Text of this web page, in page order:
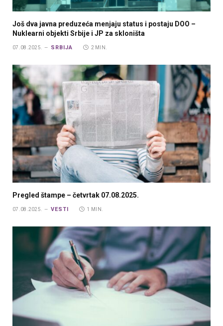
Još dva javna preduzeća menjaju status i postaju DOO –
Nuklearni objekti Srbije i JP za skloništa
07.08.2025. SRBIJA 2 MIN.
Pregled štampe – četvrtak 07.08.2025.
07.08.2025. VESTI 1 MIN.